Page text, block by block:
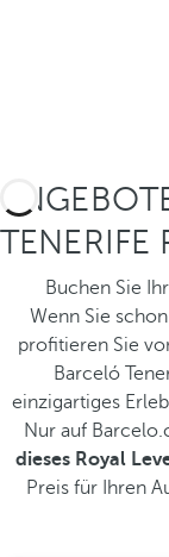
TENERIFE
Buchen Sie
Wenn Sie
profitieren Sie
Barceló
einzigartiges
Nur auf
dieses Royal
Preis für Ihren